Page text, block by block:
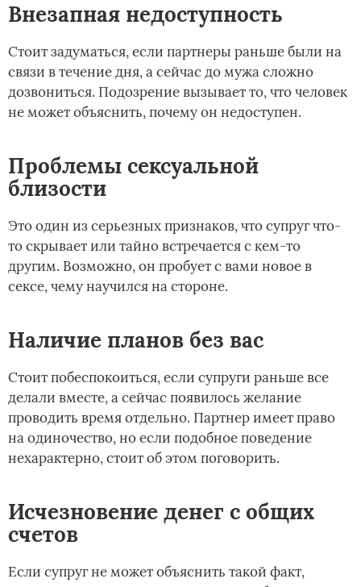
Внезапная недоступность
Стоит задуматься, если партнеры раньше были на
связи в течение дня, а сейчас до мужа сложно
дозвониться. Подозрение вызывает то, что человек
не может объяснить, почему он недоступен.
Проблемы сексуальной
близости
Это один из серьезных признаков, что супруг что-
то скрывает или тайно встречается с кем-то
другим. Возможно, он пробует с вами новое в
сексе, чему научился на стороне.
Наличие планов без вас
Стоит побеспокоиться, если супруги раньше все
делали вместе, а сейчас появилось желание
проводить время отдельно. Партнер имеет право
на одиночество, но если подобное поведение
нехарактерно, стоит об этом поговорить.
Исчезновение денег с общих
счетов
Если супруг не может объяснить такой факт,